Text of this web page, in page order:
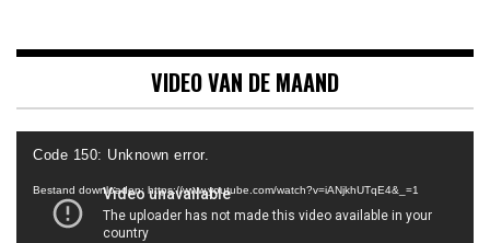
VIDEO VAN DE MAAND
Videospeler
Code 150: Unknown error.
Bestand downloaden: https://www.youtube.com/watch?v=iANjkhUTqE4&_=1